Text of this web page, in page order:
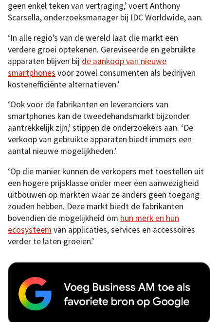
geen enkel teken van vertraging,’ voert Anthony
Scarsella, onderzoeksmanager bij IDC Worldwide, aan.
‘In alle regio’s van de wereld laat die markt een
verdere groei optekenen. Gereviseerde en gebruikte
apparaten blijven bij de aankoop van nieuwe
smartphones voor zowel consumenten als bedrijven
kostenefficiënte alternatieven.’
‘Ook voor de fabrikanten en leveranciers van
smartphones kan de tweedehandsmarkt bijzonder
aantrekkelijk zijn,’ stippen de onderzoekers aan. ‘De
verkoop van gebruikte apparaten biedt immers een
aantal nieuwe mogelijkheden.’
‘Op die manier kunnen de verkopers met toestellen uit
een hogere prijsklasse onder meer een aanwezigheid
uitbouwen op markten waar ze anders geen toegang
zouden hebben. Deze markt biedt de fabrikanten
bovendien de mogelijkheid om hun merk en hun
ecosysteem van applicaties, services en accessoires
verder te laten groeien.’